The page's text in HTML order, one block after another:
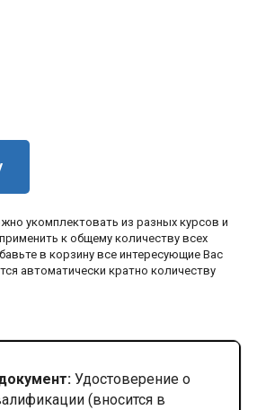
укомплектовать из разных курсов и
к общему количеству всех
в корзину все интересующие Вас
автоматически кратно количеству
Удостоверение о
(вносится в